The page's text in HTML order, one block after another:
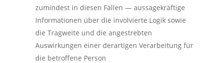
zumindest in diesen Fällen — aussagekräftige
Informationen über die involvierte Logik sowie
die Tragweite und die angestrebten
Auswirkungen einer derartigen Verarbeitung für
die betroffene Person